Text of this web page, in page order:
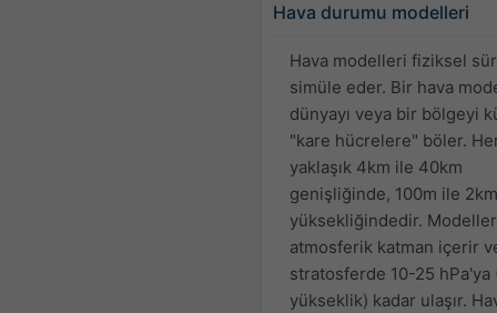
Hava durumu modelleri
Hava modelleri fiziksel
simüle eder. Bir hava
dünyayı veya bir bölgeyi
"kare hücrelere" böler.
yaklaşık 4km ile 40km
genişliğinde, 100m ile 2km
yüksekliğindedir.
atmosferik katman içerir
stratosferde 10-25 hPa'ya
yükseklik) kadar ulaşır.